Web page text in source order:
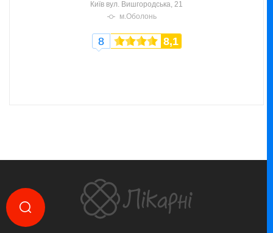
Київ вул. Вишгородська, 21
м.Оболонь
8 8,1